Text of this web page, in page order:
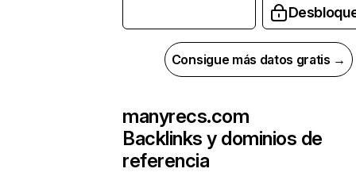
Consigue más datos gratis →
manyrecs.com
Backlinks y dominios de
referencia